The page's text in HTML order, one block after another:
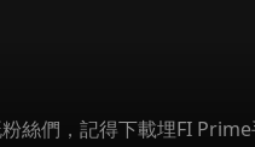
絲們，記得下載埋FI